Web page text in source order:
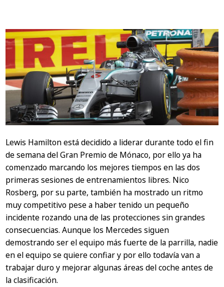
Lewis Hamilton está decidido a liderar durante todo el fin
de semana del Gran Premio de Mónaco, por ello ya ha
comenzado marcando los mejores tiempos en las dos
primeras sesiones de entrenamientos libres. Nico
Rosberg, por su parte, también ha mostrado un ritmo
muy competitivo pese a haber tenido un pequeño
incidente rozando una de las protecciones sin grandes
consecuencias. Aunque los Mercedes siguen
demostrando ser el equipo más fuerte de la parrilla, nadie
en el equipo se quiere confiar y por ello todavía van a
trabajar duro y mejorar algunas áreas del coche antes de
la clasificación.